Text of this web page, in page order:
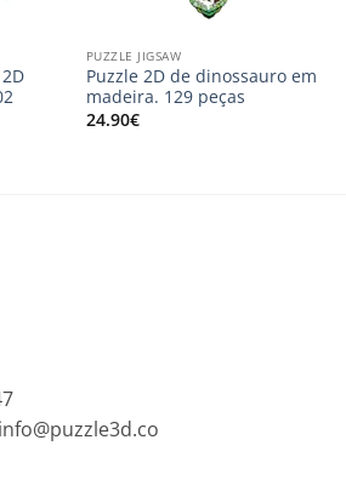
PUZZLE JIGSAW
Puzzle 2D de dinossauro em
madeira. 129 peças
24.90€